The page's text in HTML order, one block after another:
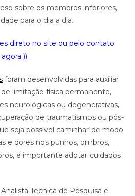
sobre os membros inferiores,
para o dia a dia.
direto no site ou pelo contato
))
foram desenvolvidas para auxiliar
limitação física permanente,
neurológicas ou degenerativas,
de traumatismos ou pós-
seja possível caminhar de modo
e dores nos punhos, ombros,
é importante adotar cuidados
Técnica de Pesquisa e